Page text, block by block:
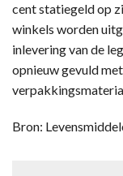
cent statiegeld op
winkels worden
inlevering van de
opnieuw gevuld
Bron: